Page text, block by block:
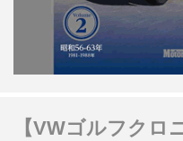
【VWゴルフクロ